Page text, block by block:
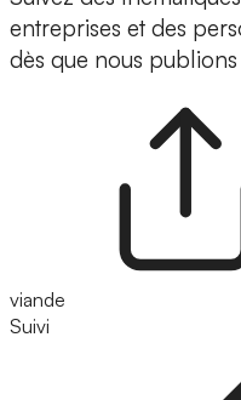
entreprises et des
dès que nous
viande
Suivi